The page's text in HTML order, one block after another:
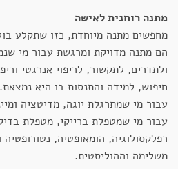
מתנה רוחנית לאישה
מחפשים מתנה מיוחדת, כזו שתקלע
הם מתנה מדויקת ומרגשת עבור מי
ולתדרים, לתקשור, לריפוי אנרגטי
חיפוש, למידה והתנסות בו היא נמצאת.
עבור מי שמתרגלת יוגה, מדיטציה
עבור מי שמטפלת ברייקי, מטפלת
רפלקסולוגיה, הומאופטיה,
משלימה וההוליסטית.